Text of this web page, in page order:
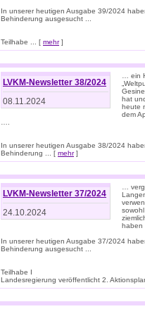
In unserer heutigen Ausgabe 39/2024
Behinderung ausgesucht ...
Teilhabe ... [ mehr]
LVKM-Newsletter 38/2024
08.11.2024
… ein
hat
heute
dem
In unserer heutigen Ausgabe 38/2024
Behinderung ... [ mehr]
LVKM-Newsletter 37/2024
24.10.2024
…
In unserer heutigen Ausgabe 37/2024
Behinderung ausgesucht ...
Teilhabe I
Landesregierung veröffentlicht 2.